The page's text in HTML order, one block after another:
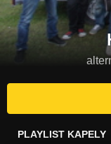
PLAYLIST KAPELY